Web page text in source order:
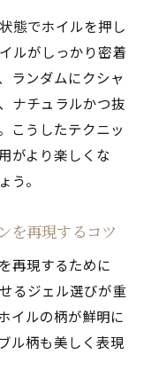
い方
イル貼りのコ
面に仕上げる
ホイルの使い
態でホイルを押し
ルがしっかり密着
ランダムにクシャ
ナチュラルかつ抜
こうしたテクニッ
がより楽しくな
う。
を再現するコツ
再現するために
るジェル選びが重
イルの柄が鮮明に
ル柄も美しく表現